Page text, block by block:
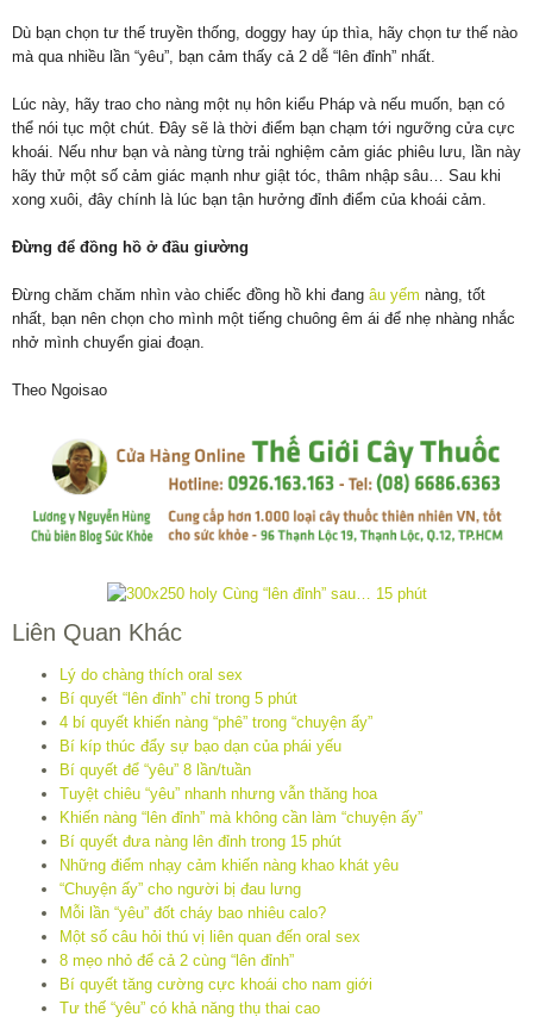
Dù bạn chọn tư thế truyền thống, doggy hay úp thìa, hãy chọn tư thế nào
mà qua nhiều lần “yêu”, bạn cảm thấy cả 2 dễ “lên đỉnh” nhất.
Lúc này, hãy trao cho nàng một nụ hôn kiểu Pháp và nếu muốn, bạn có
thể nói tục một chút. Đây sẽ là thời điểm bạn chạm tới ngưỡng cửa cực
khoái. Nếu như bạn và nàng từng trải nghiệm cảm giác phiêu lưu, lần này
hãy thử một số cảm giác mạnh như giật tóc, thâm nhập sâu… Sau khi
xong xuôi, đây chính là lúc bạn tận hưởng đỉnh điểm của khoái cảm.
Đừng để đồng hồ ở đầu giường
Đừng chăm chăm nhìn vào chiếc đồng hồ khi đang âu yếm nàng, tốt
nhất, bạn nên chọn cho mình một tiếng chuông êm ái để nhẹ nhàng nhắc
nhở mình chuyển giai đoạn.
Theo Ngoisao
Liên Quan Khác
Lý do chàng thích oral sex
Bí quyết “lên đỉnh” chỉ trong 5 phút
4 bí quyết khiến nàng “phê” trong “chuyện ấy”
Bí kíp thúc đẩy sự bạo dạn của phái yếu
Bí quyết để “yêu” 8 lần/tuần
Tuyệt chiêu “yêu” nhanh nhưng vẫn thăng hoa
Khiến nàng “lên đỉnh” mà không cần làm “chuyện ấy”
Bí quyết đưa nàng lên đỉnh trong 15 phút
Những điểm nhạy cảm khiến nàng khao khát yêu
“Chuyện ấy” cho người bị đau lưng
Mỗi lần “yêu” đốt cháy bao nhiêu calo?
Một số câu hỏi thú vị liên quan đến oral sex
8 mẹo nhỏ để cả 2 cùng “lên đỉnh”
Bí quyết tăng cường cực khoái cho nam giới
Tư thế “yêu” có khả năng thụ thai cao